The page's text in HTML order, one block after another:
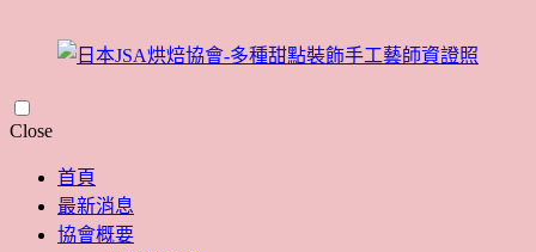
CloseSkip
content
首頁
最新消息
協會概要